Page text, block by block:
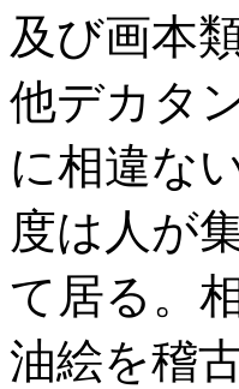
及び画本
他デカタ
に相違な
度は人が
て居る。
油絵を稽